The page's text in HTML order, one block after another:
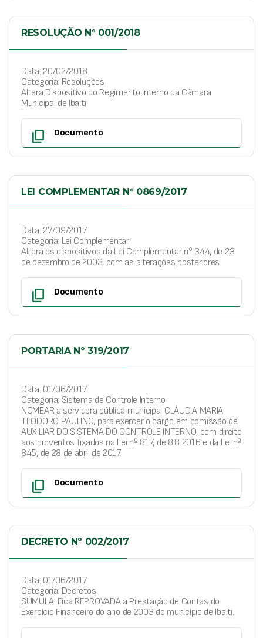
RESOLUÇÃO N° 001/2018
Data: 20/02/2018
Categoria: Resoluções
Altera Dispositivo do Regimento Interno da Câmara
Municipal de Ibaiti
content_copy Documento
LEI COMPLEMENTAR N° 0869/2017
Data: 27/09/2017
Categoria: Lei Complementar
Altera os dispositivos da Lei Complementar nº 344, de 23
de dezembro de 2003, com as alterações posteriores.
content_copy Documento
PORTARIA Nº 319/2017
Data: 01/06/2017
Categoria: Sistema de Controle Interno
NOMEAR a servidora pública municipal CLÁUDIA MARIA
TEODORO PAULINO, para exercer o cargo em comissão de
AUXILIAR DO SISTEMA DO CONTROLE INTERNO, com direito
aos proventos fixados na Lei nº 817, de 8.8.2016 e da Lei nº
845, de 28 de abril de 2017.
content_copy Documento
DECRETO Nº 002/2017
Data: 01/06/2017
Categoria: Decretos
SÚMULA: Fica REPROVADA a Prestação de Contas do
Exercício Financeiro do ano de 2003 do município de Ibaiti.